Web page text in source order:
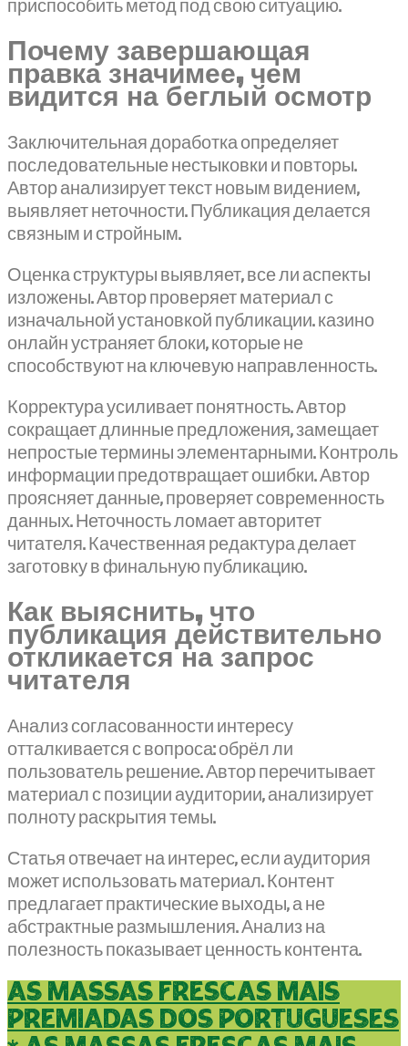
приспособить метод под свою ситуацию.
Почему завершающая
правка значимее, чем
видится на беглый осмотр
Заключительная доработка определяет
последовательные нестыковки и повторы.
Автор анализирует текст новым видением,
выявляет неточности. Публикация делается
связным и стройным.
Оценка структуры выявляет, все ли аспекты
изложены. Автор проверяет материал с
изначальной установкой публикации. казино
онлайн устраняет блоки, которые не
способствуют на ключевую направленность.
Корректура усиливает понятность. Автор
сокращает длинные предложения, замещает
непростые термины элементарными. Контроль
информации предотвращает ошибки. Автор
проясняет данные, проверяет современность
данных. Неточность ломает авторитет
читателя. Качественная редактура делает
заготовку в финальную публикацию.
Как выяснить, что
публикация действительно
откликается на запрос
читателя
Анализ согласованности интересу
отталкивается с вопроса: обрёл ли
пользователь решение. Автор перечитывает
материал с позиции аудитории, анализирует
полноту раскрытия темы.
Статья отвечает на интерес, если аудитория
может использовать материал. Контент
предлагает практические выходы, а не
абстрактные размышления. Анализ на
полезность показывает ценность контента.
as massas frescas mais
premiadas dos portugueses